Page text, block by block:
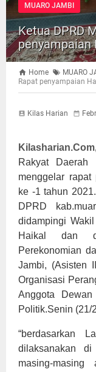
MUARO JAMBI
Ketua DPRD
penyampaian
Home MUARO
Rapat penyampaian
Kilas Harian
Rakyat Daerah
menggelar
ke -1 tahun
DPRD
didampingi
Haikal dan
Perekonomian
Jambi, (Asisten
Organisasi
Anggota
Politik.Senin (21/
“berdasarkan
dilaksanakan
masing-